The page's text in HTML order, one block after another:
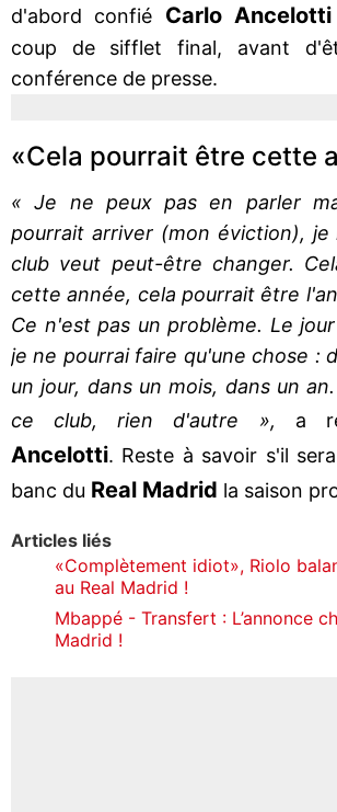
d'abord confié Carlo Ancelotti
coup de sifflet final, avant
conférence de presse.
«Cela pourrait être cette
« Je ne peux pas en parler
pourrait arriver (mon éviction), je
club veut peut-être changer.
cette année, cela pourrait être
Ce n'est pas un problème. Le
je ne pourrai faire qu'une chose :
un jour, dans un mois, dans un
ce club, rien d'autre », a
Ancelotti. Reste à savoir s'il
banc du Real Madrid la saison
Articles liés
«Complètement idiot», Riolo
au Real Madrid !
Mbappé - Transfert : L’annonce
Madrid !